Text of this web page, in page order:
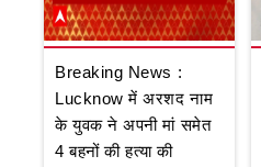
Breaking News :
Lucknow में अरशद नाम
के युवक ने अपनी मां समेत
4 बहनों की हत्या की